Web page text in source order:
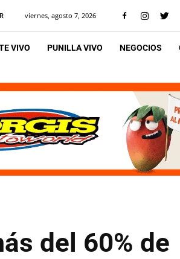
viernes, agosto 7, 2026
VIVO PUNILLA VIVO NEGOCIOS
del 60% de